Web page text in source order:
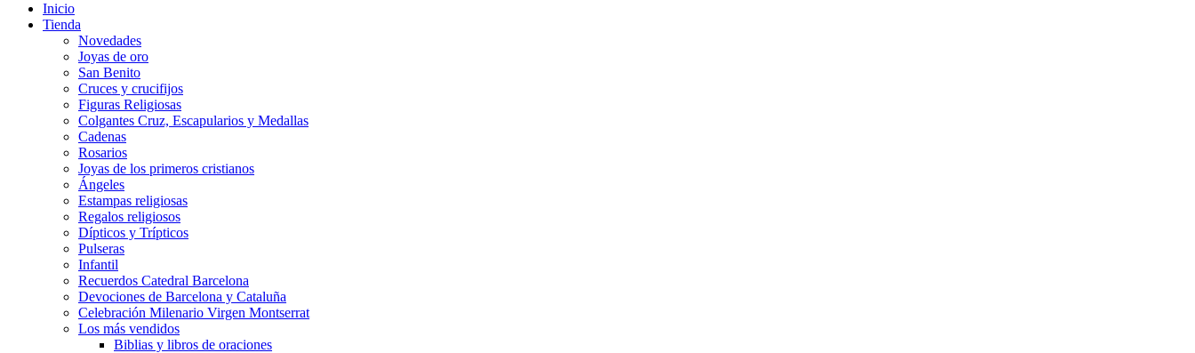
Inicio
Tienda
Novedades
Joyas de oro
San Benito
Cruces y crucifijos
Figuras Religiosas
Colgantes Cruz, Escapularios y Medallas
Cadenas
Rosarios
Joyas de los primeros cristianos
Ángeles
Estampas religiosas
Regalos religiosos
Dípticos y Trípticos
Pulseras
Infantil
Recuerdos Catedral Barcelona
Devociones de Barcelona y Cataluña
Celebración Milenario Virgen Montserrat
Los más vendidos
Biblias y libros de oraciones